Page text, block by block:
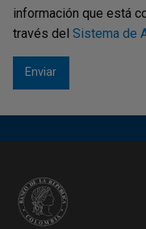
información que está
través del Sistema de